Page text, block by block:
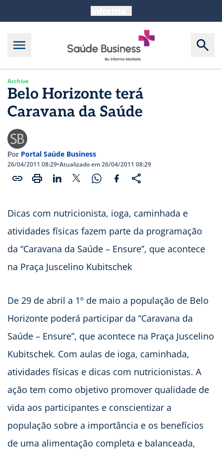
Archive
Belo Horizonte terá
Caravana da Saúde
Por Portal Saúde Business
26/04/2011 08:29•Atualizado em 26/04/2011 08:29
Dicas com nutricionista, ioga, caminhada e
atividades físicas fazem parte da programação
da “Caravana da Saúde – Ensure”, que acontece
na Praça Juscelino Kubitschek
De 29 de abril a 1º de maio a população de Belo
Horizonte poderá participar da “Caravana da
Saúde – Ensure”, que acontece na Praça Juscelino
Kubitschek. Com aulas de ioga, caminhada,
atividades físicas e dicas com nutricionistas. A
ação tem como objetivo promover qualidade de
vida aos participantes e conscientizar a
população sobre a importância e os benefícios
de uma alimentação completa e balanceada,